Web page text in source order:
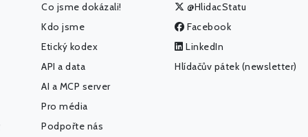
Co jsme dokázali!
Kdo jsme
Etický kodex
API a data
AI a MCP server
Pro média
Podpořte nás
@HlidacStatu
Facebook
LinkedIn
Hlídačův pátek (newsletter)